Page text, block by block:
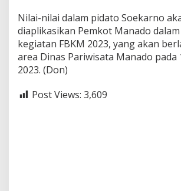
Nilai-nilai dalam pidato Soekarno
diaplikasikan Pemkot Manado
kegiatan FBKM 2023, yang akan
area Dinas Pariwisata Manado pada
2023. (Don)
Post Views: 3,609